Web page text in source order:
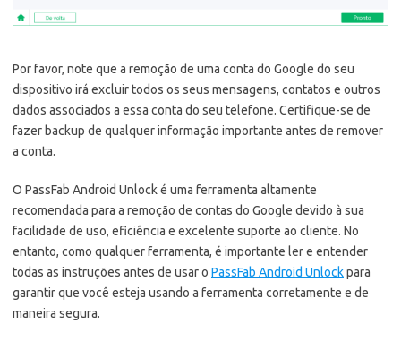
Por favor, note que a remoção de uma conta do Google do seu
dispositivo irá excluir todos os seus mensagens, contatos e outros
dados associados a essa conta do seu telefone. Certifique-se de
fazer backup de qualquer informação importante antes de remover
a conta.
O PassFab Android Unlock é uma ferramenta altamente
recomendada para a remoção de contas do Google devido à sua
facilidade de uso, eficiência e excelente suporte ao cliente. No
entanto, como qualquer ferramenta, é importante ler e entender
todas as instruções antes de usar o PassFab Android Unlockpara
garantir que você esteja usando a ferramenta corretamente e de
maneira segura.